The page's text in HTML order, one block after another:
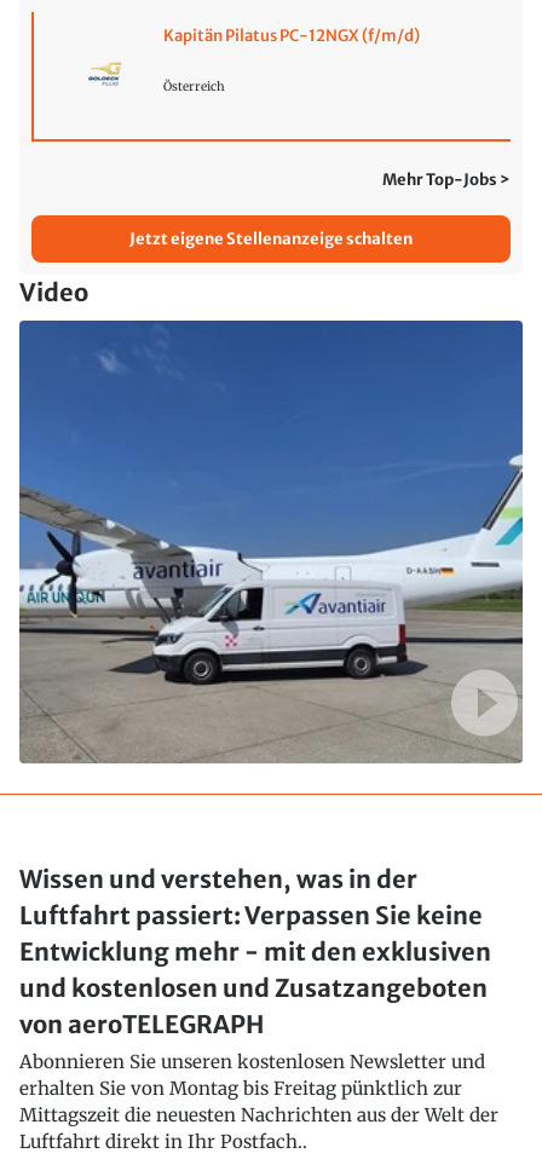
Kapitän Pilatus PC-12NGX (f/m/d)
Österreich
Mehr Top-Jobs >
Jetzt eigene Stellenanzeige schalten
Video
Wissen und verstehen, was in der
Luftfahrt passiert: Verpassen Sie keine
Entwicklung mehr - mit den exklusiven
und kostenlosen und Zusatzangeboten
von aeroTELEGRAPH
Abonnieren Sie unseren kostenlosen Newsletter und
erhalten Sie von Montag bis Freitag pünktlich zur
Mittagszeit die neuesten Nachrichten aus der Welt der
Luftfahrt direkt in Ihr Postfach..